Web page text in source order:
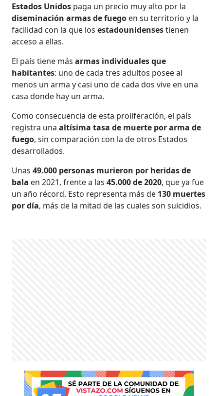
Estados Unidos paga un precio muy alto por la
diseminación armas de fuego en su territorio y la
facilidad con la que losestadounidensestienen
acceso a ellas.
El país tiene másarmas individuales que
habitantes: uno de cada tres adultos posee al
menos un arma y casi uno de cada dos vive en una
casa donde hay un arma.
Como consecuencia de esta proliferación, el país
registra unaaltísima tasa de muerte por arma de
fuego, sin comparación con la de otros Estados
desarrollados.
Unas49.000 personas murieron por heridas de
bala en 2021, frente a las 45.000 de 2020, que ya fue
un año récord. Esto representa más de 130 muertes
por día, más de la mitad de las cuales son suicidios.